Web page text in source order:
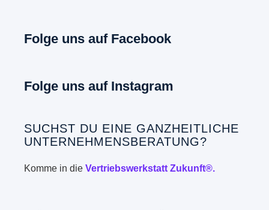
Folge uns auf Facebook
Folge uns auf Instagram
SUCHST DU EINE GANZHEITLICHE
UNTERNEHMENSBERATUNG?
Komme in dieVertriebswerkstatt Zukunft®.